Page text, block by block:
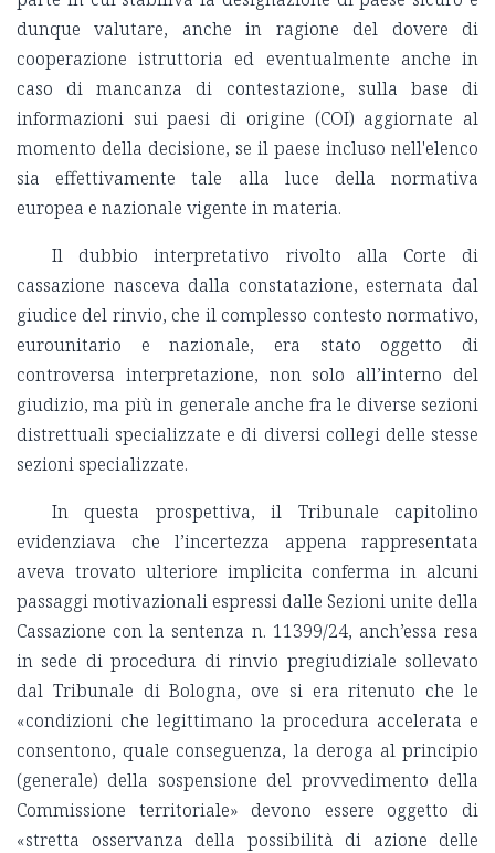
dunque valutare, anche in ragione del dovere di
cooperazione istruttoria ed eventualmente anche in
caso di mancanza di contestazione, sulla base di
informazioni sui paesi di origine (COI) aggiornate al
momento della decisione, se il paese incluso nell'elenco
sia effettivamente tale alla luce della normativa
europea e nazionale vigente in materia.
Il dubbio interpretativo rivolto alla Corte di
cassazione nasceva dalla constatazione, esternata dal
giudice del rinvio, che il complesso contesto normativo,
eurounitario e nazionale, era stato oggetto di
controversa interpretazione, non solo all’interno del
giudizio, ma più in generale anche fra le diverse sezioni
distrettuali specializzate e di diversi collegi delle stesse
sezioni specializzate.
In questa prospettiva, il Tribunale capitolino
evidenziava che l’incertezza appena rappresentata
aveva trovato ulteriore implicita conferma in alcuni
passaggi motivazionali espressi dalle Sezioni unite della
Cassazione con la sentenza n. 11399/24, anch’essa resa
in sede di procedura di rinvio pregiudiziale sollevato
dal Tribunale di Bologna, ove si era ritenuto che le
«condizioni che legittimano la procedura accelerata e
consentono, quale conseguenza, la deroga al principio
(generale) della sospensione del provvedimento della
Commissione territoriale» devono essere oggetto di
«stretta osservanza della possibilità di azione delle